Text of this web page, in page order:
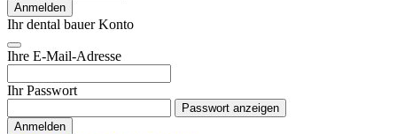
Anmelden
Ihr dental bauer Konto
Ihre E-Mail-Adresse
Ihr Passwort
Passwort anzeigen
Anmelden